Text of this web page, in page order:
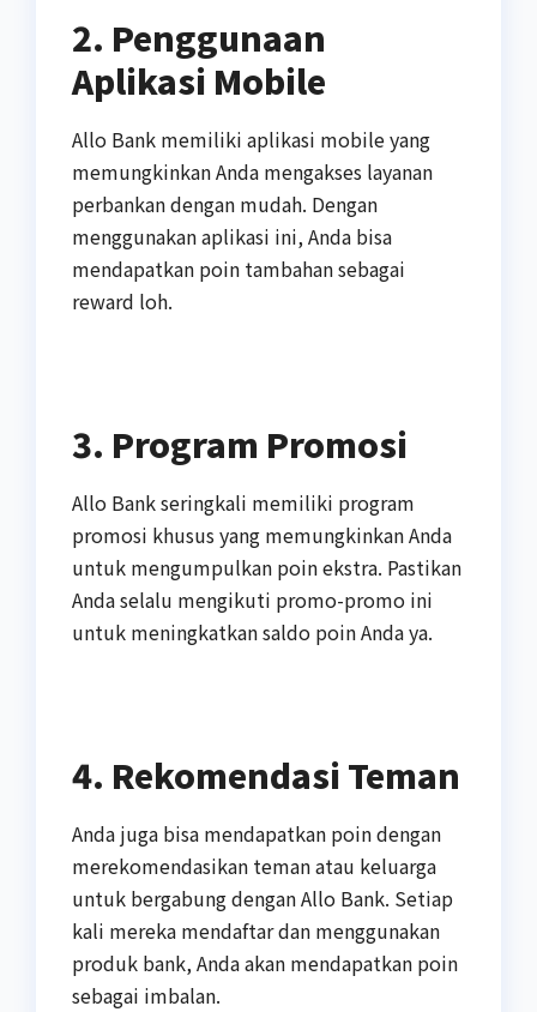
2. Penggunaan
Aplikasi Mobile
Allo Bank memiliki aplikasi mobile yang
memungkinkan Anda mengakses layanan
perbankan dengan mudah. Dengan
menggunakan aplikasi ini, Anda bisa
mendapatkan poin tambahan sebagai
reward loh.
3. Program Promosi
Allo Bank seringkali memiliki program
promosi khusus yang memungkinkan Anda
untuk mengumpulkan poin ekstra. Pastikan
Anda selalu mengikuti promo-promo ini
untuk meningkatkan saldo poin Anda ya.
4. Rekomendasi Teman
Anda juga bisa mendapatkan poin dengan
merekomendasikan teman atau keluarga
untuk bergabung dengan Allo Bank. Setiap
kali mereka mendaftar dan menggunakan
produk bank, Anda akan mendapatkan poin
sebagai imbalan.